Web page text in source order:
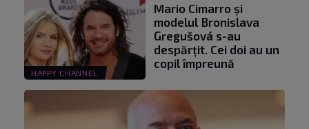
HAPPY CHANNEL
Mario Cimarro și
modelul Bronislava
Gregušová s-au
despărțit. Cei doi au un
copil împreună